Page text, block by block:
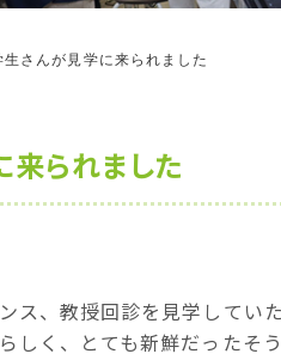
生さんが見学に来られました
られました
ス、教授回診を見学していた
しく、とても新鮮だったそう